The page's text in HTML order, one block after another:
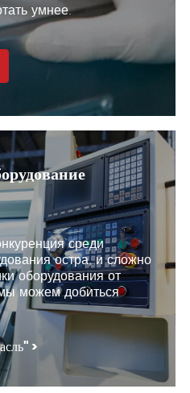
умнее.
среди
остра, и сложно
оборудования от
можем добиться
>